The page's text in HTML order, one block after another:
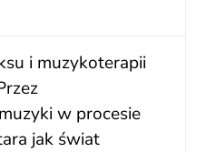
i muzykoterapii
w procesie
jak świat